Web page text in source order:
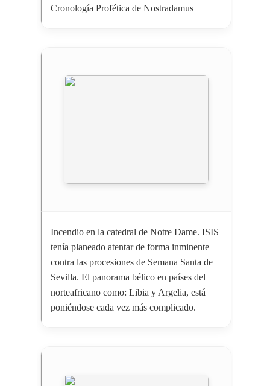
Cronología Profética de Nostradamus
Incendio en la catedral de Notre Dame. ISIS
tenía planeado atentar de forma inminente
contra las procesiones de Semana Santa de
Sevilla. El panorama bélico en países del
norteafricano como: Libia y Argelia, está
poniéndose cada vez más complicado.